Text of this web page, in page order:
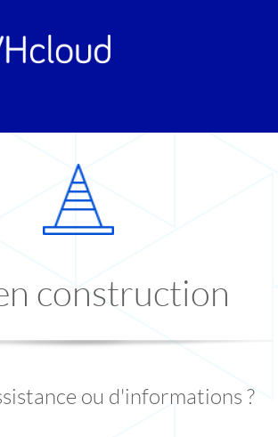
construction
ou d'informations ?